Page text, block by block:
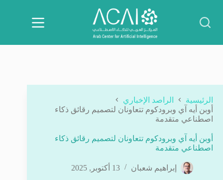
المحتوى
الرئيسية
الراصد الإخباري
أوبن أيه آي وبرودكوم تتعاونان لتصميم رقائق ذكاء
اصطناعي متقدمة
أوبن أيه آي وبرودكوم تتعاونان لتصميم رقائق ذكاء
اصطناعي متقدمة
إبراهيم شعبان 13 أكتوبر, 2025